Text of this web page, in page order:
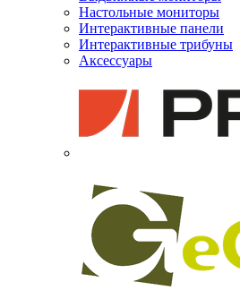
Настольные мониторы
Интерактивные панели
Интерактивные трибуны
Аксессуары